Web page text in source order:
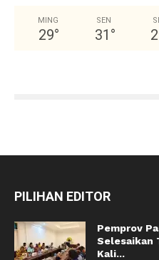
MING
29°
SEN
31 °
PILIHAN EDITOR
Pemprov
Selesaikan
Kali...